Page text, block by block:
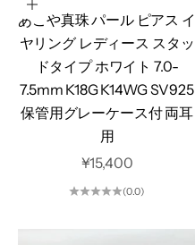
オプションを選択
あこや真珠 パール ピアス イ
ヤリング レディース スタッ
ドタイプ ホワイト 7.0-
7.5mm K18G K14WG SV925
保管用グレーケース付 両耳
用
セール価格
¥15,400
(0.0)